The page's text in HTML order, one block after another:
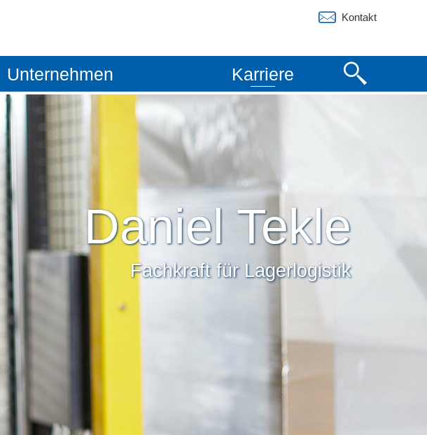
Daniel Tekle
Fachkraft für Lagerlogistik
Kontakt
Unternehmen
Standorte
Vision
Leitsätze
Karriere